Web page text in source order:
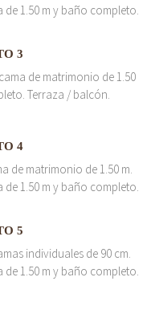
1.50 m y baño completo.
3
de matrimonio de 1.50
Terraza / balcón.
4
de matrimonio de 1.50 m.
1.50 m y baño completo.
5
individuales de 90 cm.
1.50 m y baño completo.